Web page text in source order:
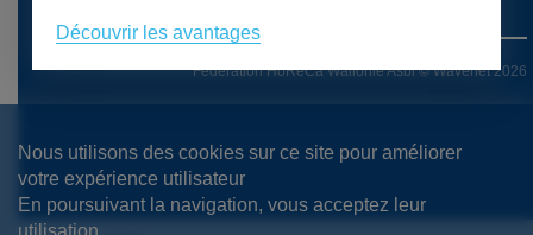
Nous utilisons des cookies sur ce site pour améliorer
votre expérience utilisateur
En poursuivant la navigation, vous acceptez leur
utilisation.
Protection de la vie privée
Fédération HoReCa Wallonie Asbl © Wavenet 2026
Découvrir les avantages